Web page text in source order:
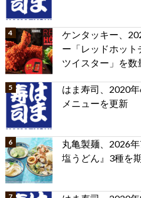
ケンタッキー、
ー「レッドホット
ツイスター」を数
はま寿司、2020
メニューを更新
丸亀製麺、2026
塩うどん』3種を